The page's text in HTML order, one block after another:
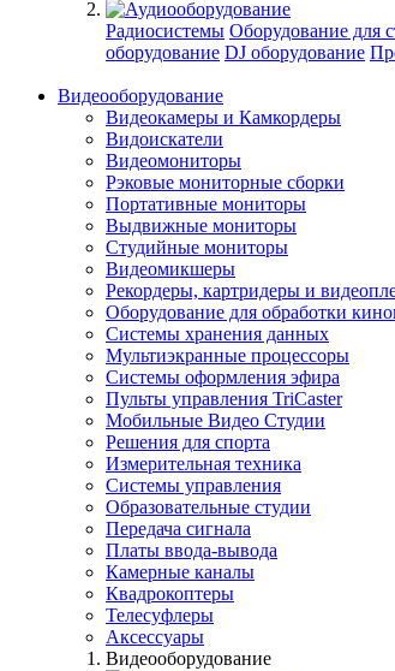
Радиосистемы Оборудование для
оборудование DJ оборудование
Видеооборудование
Видеокамеры и Камкордеры
Видоискатели
Видеомониторы
Рэковые мониторные сборки
Портативные мониторы
Выдвижные мониторы
Студийные мониторы
Видеомикшеры
Рекордеры, картридеры и
Оборудование для обработки
Системы хранения данных
Мультиэкранные процессоры
Системы оформления эфира
Пульты управления TriCaster
Мобильные Видео Студии
Решения для спорта
Измерительная техника
Системы управления
Образовательные студии
Передача сигнала
Платы ввода-вывода
Камерные каналы
Квадрокоптеры
Телесуфлеры
Аксессуары
Видеооборудование